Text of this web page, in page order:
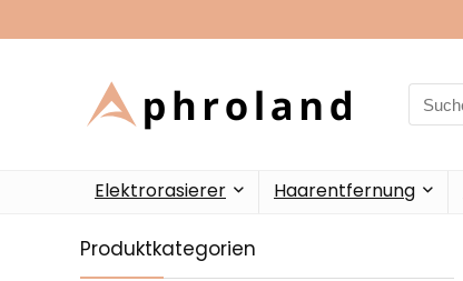
Search
for:
Elektrorasierer Haarentfernung
Produktkategorien